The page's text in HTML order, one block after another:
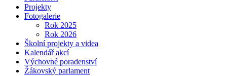
Projekty
Fotogalerie
Rok 2025
Rok 2026
Školní projekty a videa
Kalendář akcí
Výchovné poradenství
Žákovský parlament